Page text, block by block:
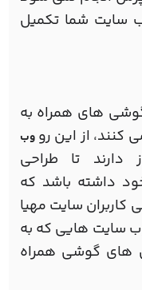
سایت شما تکمیل
گوشی های همراه به
از این رووب
تا طراحی
داشته باشد که
کاربران سایت مهیا
سایت هایی که به
های گوشی همراه